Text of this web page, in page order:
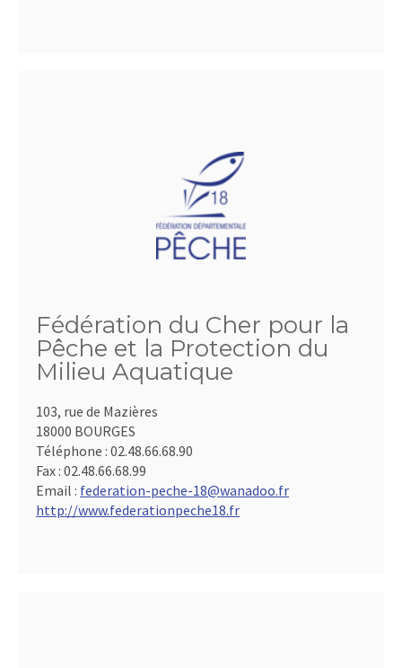
Fédération du Cher pour la
Pêche et la Protection du
Milieu Aquatique
103, rue de Mazières
18000 BOURGES
Téléphone : 02.48.66.68.90
Fax : 02.48.66.68.99
Email : federation-peche-18@wanadoo.fr
http://www.federationpeche18.fr